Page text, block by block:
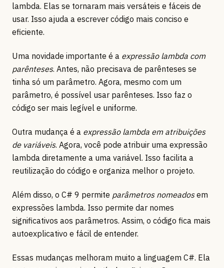
lambda. Elas se tornaram mais versáteis e fáceis de
usar. Isso ajuda a escrever código mais conciso e
eficiente.
Uma novidade importante é a expressão lambda com
parênteses. Antes, não precisava de parênteses se
tinha só um parâmetro. Agora, mesmo com um
parâmetro, é possível usar parênteses. Isso faz o
código ser mais legível e uniforme.
Outra mudança é a expressão lambda em atribuições
de variáveis. Agora, você pode atribuir uma expressão
lambda diretamente a uma variável. Isso facilita a
reutilização do código e organiza melhor o projeto.
Além disso, o C# 9 permite parâmetros nomeadosem
expressões lambda. Isso permite dar nomes
significativos aos parâmetros. Assim, o código fica mais
autoexplicativo e fácil de entender.
Essas mudanças melhoram muito a linguagem C#. Ela